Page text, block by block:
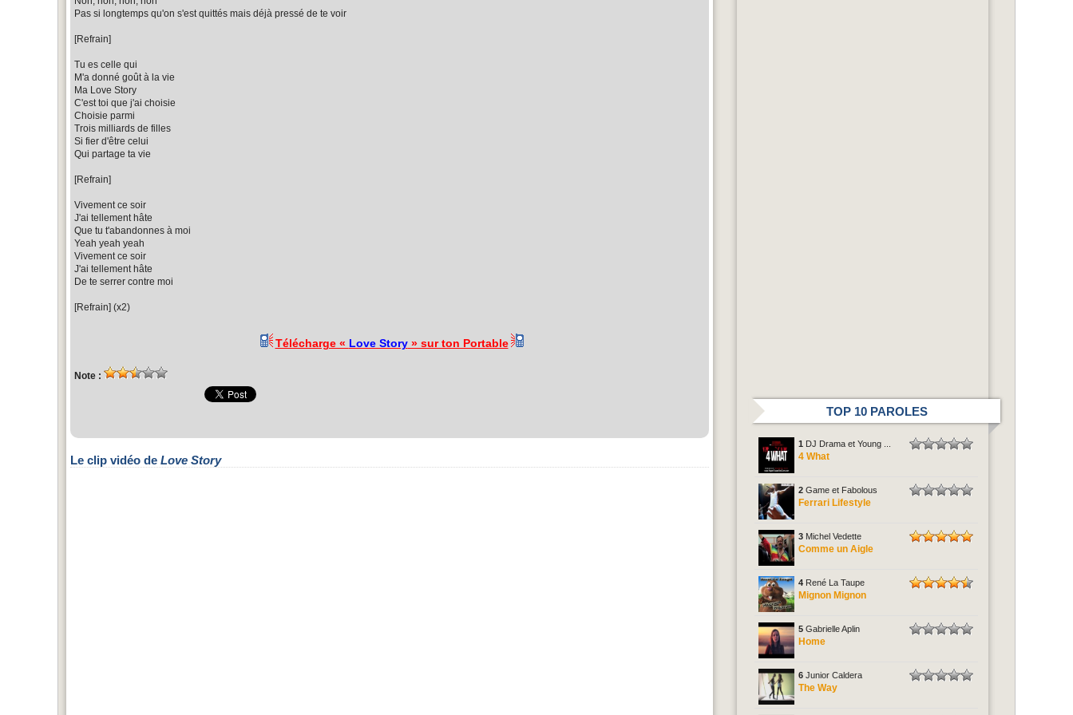
Pas si longtemps qu'on s'est quittés mais déjà pressé de te voir
[Refrain]
Tu es celle qui
M'a donné goût à la vie
Ma Love Story
C'est toi que j'ai choisie
Choisie parmi
Trois milliards de filles
Si fier d'être celui
Qui partage ta vie
[Refrain]
Vivement ce soir
J'ai tellement hâte
Que tu t'abandonnes à moi
Yeah yeah yeah
Vivement ce soir
J'ai tellement hâte
De te serrer contre moi
[Refrain] (x2)
Télécharge « Love Story» sur ton Portable
Note :
Le clip vidéo de Love Story
TOP 10 PAROLES
1 DJ Drama et Young ...
4 What
2 Game et Fabolous
Ferrari Lifestyle
3 Michel Vedette
Comme un Aigle
4 René La Taupe
Mignon Mignon
5 Gabrielle Aplin
Home
6 Junior Caldera
The Way